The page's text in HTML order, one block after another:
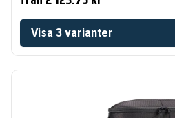
Visa 3 varianter